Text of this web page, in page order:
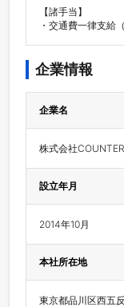
【諸手当】
・交通費一律支給
企業情報
企業名
株式会社
設立年月
2014年10月
本社所在地
東京都品川区西五